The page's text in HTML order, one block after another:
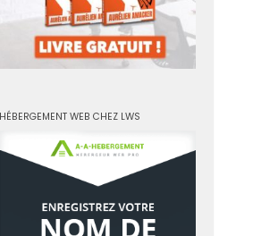
HÉBERGEMENT WEB CHEZ LWS